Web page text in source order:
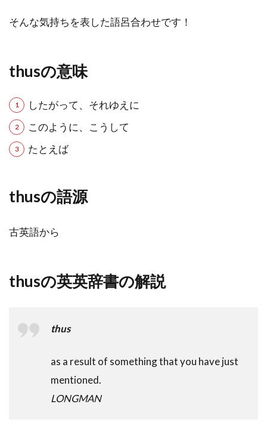
そんな気持ちを表した語呂合わせです！
thusの意味
したがって、それゆえに
このように、こうして
たとえば
thusの語源
古英語から
thusの英英辞書の解説
thus
as a result of something that you have just
mentioned.
LONGMAN